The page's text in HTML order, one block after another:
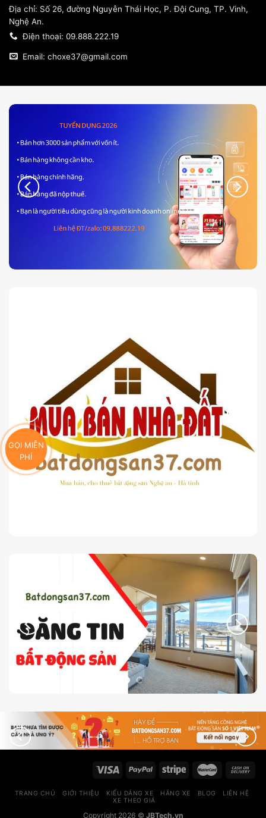
​Địa chỉ: Số 26, đường Nguyễn Thái Học, P. Đội Cung, TP. Vinh,
Nghệ An.
Điện thoại: 09.888.222.19
Email: choxe37@gmail.com
TRANG CHỦ GIỚI THIỆU KIỂU DÁNG XE HÃNG XE BLOG
LIÊN HỆ
XE THEO GIÁ
Copyright 2026 © JBTech.vn
GỌI MIỄN
PHÍ